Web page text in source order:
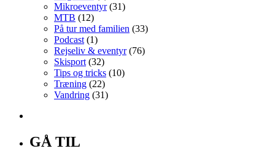
Mikroeventyr(31)
MTB (12)
På tur med familien (33)
Podcast (1)
Rejseliv & eventyr(76)
Skisport (32)
Tips og tricks (10)
Træning (22)
Vandring (31)
GÅ TIL